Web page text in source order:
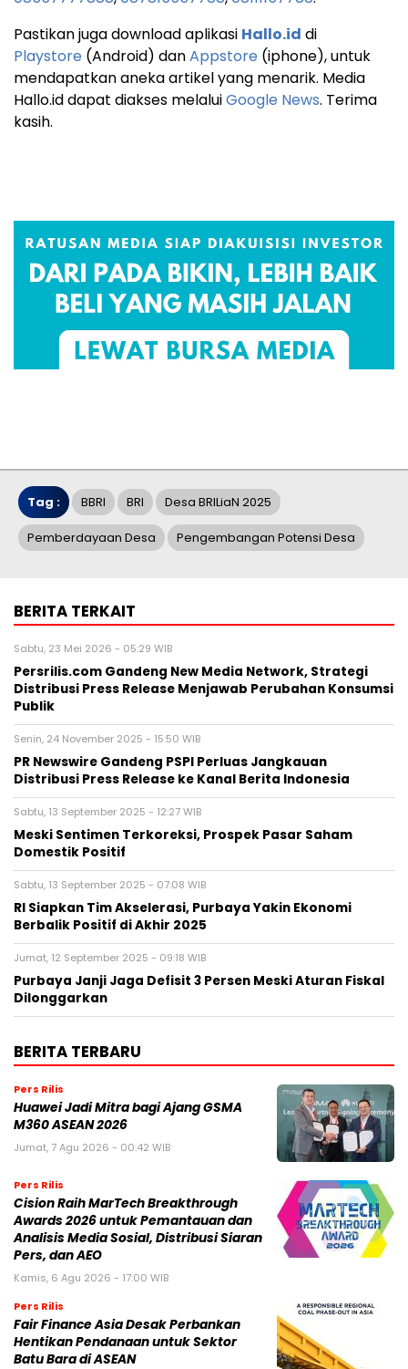
Pastikan juga download aplikasi Hallo.id di
Playstore (Android) danAppstore (iphone), untuk
mendapatkan aneka artikel yang menarik. Media
Hallo.id dapat diakses melaluiGoogle News. Terima
kasih.
Tag : BBRI BRI Desa BRILiaN 2025
Pemberdayaan Desa Pengembangan Potensi Desa
BERITA TERKAIT
Sabtu, 23 Mei 2026 - 05:29 WIB
Persrilis.com Gandeng New Media Network, Strategi
Distribusi Press Release Menjawab Perubahan Konsumsi
Publik
Senin, 24 November 2025 - 15:50 WIB
PR Newswire Gandeng PSPI Perluas Jangkauan
Distribusi Press Release ke Kanal Berita Indonesia
Sabtu, 13 September 2025 - 12:27 WIB
Meski Sentimen Terkoreksi, Prospek Pasar Saham
Domestik Positif
Sabtu, 13 September 2025 - 07:08 WIB
RI Siapkan Tim Akselerasi, Purbaya Yakin Ekonomi
Berbalik Positif di Akhir 2025
Jumat, 12 September 2025 - 09:18 WIB
Purbaya Janji Jaga Defisit 3 Persen Meski Aturan Fiskal
Dilonggarkan
BERITA TERBARU
Pers Rilis
Huawei Jadi Mitra bagi Ajang GSMA
M360 ASEAN 2026
Jumat, 7 Agu 2026 - 00:42 WIB
Pers Rilis
Cision Raih MarTech Breakthrough
Awards 2026 untuk Pemantauan dan
Analisis Media Sosial, Distribusi Siaran
Pers, dan AEO
Kamis, 6 Agu 2026 - 17:00 WIB
Pers Rilis
Fair Finance Asia Desak Perbankan
Hentikan Pendanaan untuk Sektor
Batu Bara di ASEAN